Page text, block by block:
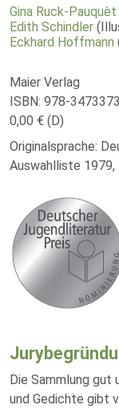
Gina Ruck-Pauquèt
Edith Schindler
Eckhard Hoffmann
Maier Verlag
ISBN: 978-
0,00 € (D)
Originalsprache:
Auswahlliste 1979,
Die Sammlung gut
und Gedichte gibt